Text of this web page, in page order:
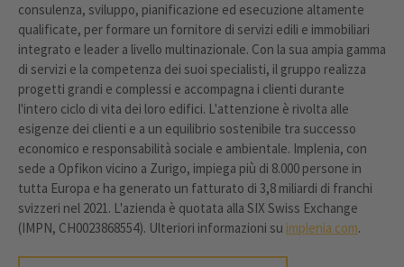
consulenza, sviluppo, pianificazione ed esecuzione altamente
qualificate, per formare un fornitore di servizi edili e immobiliari
integrato e leader a livello multinazionale. Con la sua ampia gamma
di servizi e la competenza dei suoi specialisti, il gruppo realizza
progetti grandi e complessi e accompagna i clienti durante
l'intero ciclo di vita dei loro edifici. L'attenzione è rivolta alle
esigenze dei clienti e a un equilibrio sostenibile tra successo
economico e responsabilità sociale e ambientale. Implenia, con
sede a Opfikon vicino a Zurigo, impiega più di 8.000 persone in
tutta Europa e ha generato un fatturato di 3,8 miliardi di franchi
svizzeri nel 2021. L'azienda è quotata alla SIX Swiss Exchange
(IMPN, CH0023868554). Ulteriori informazioni su implenia.com.